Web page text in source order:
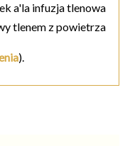
a'la infuzja tlenowa
tlenem z powietrza
).